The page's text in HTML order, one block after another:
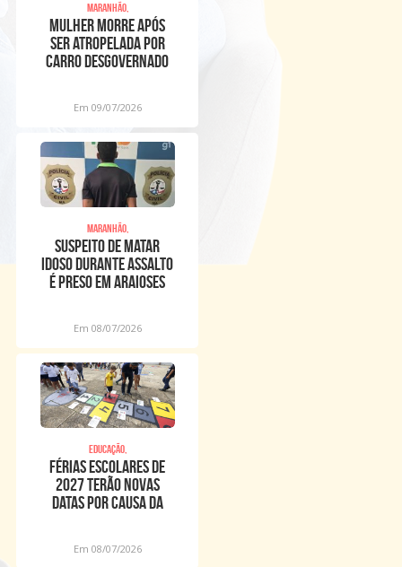
Maranhão,
Mulher morre após
ser atropelada por
carro desgovernado
Em 09/07/2026
Maranhão,
Suspeito de matar
idoso durante assalto
é preso em Araioses
Em 08/07/2026
Educação,
Férias escolares de
2027 terão novas
datas por causa da
Em 08/07/2026